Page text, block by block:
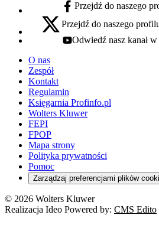
facebook - otwiera się w nowej
Przejdź do naszego
x - otwiera się w nowej karcie
Przejdź do naszego
youtube - otwiera się w nowej
Odwiedź nasz kanał
O nas
Zespół
Kontakt
Regulamin
Księgarnia Profinfo.pl
Wolters Kluwer
FEPI
FPOP
Mapa strony
Polityka prywatności
Pomoc
Zarządzaj preferencjami plików
© 2026 Wolters Kluwer
Realizacja Ideo Powered by: CMS Edito